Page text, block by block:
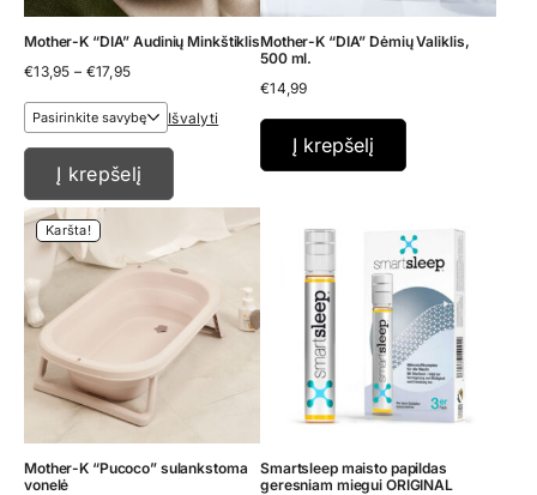
Mother-K “DIA” Audinių Minkštiklis
€13,95 – €17,95Price
€13,95
throughIšvalyti
Į krepšelį
Mother-K “DIA” Dėmių Valiklis,
500 ml.
€14,99
Į krepšelį
Karšta!
Mother-K “Pucoco” sulankstoma
vonelė
Smartsleep maisto papildas
geresniam miegui ORIGINAL